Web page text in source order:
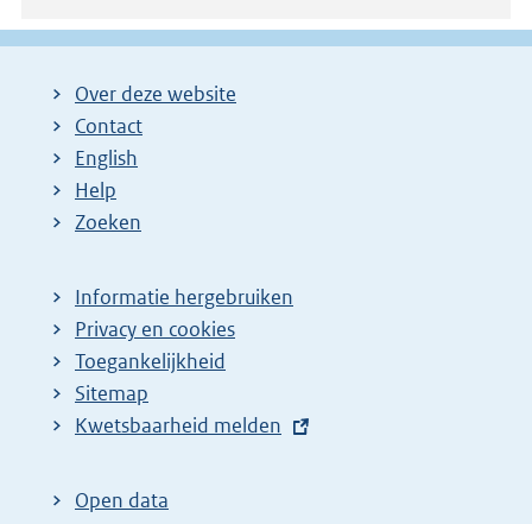
Over deze website
Contact
English
Help
Zoeken
Informatie hergebruiken
Privacy en cookies
Toegankelijkheid
Sitemap
E
t
Kwetsbaarheid melden
Open data